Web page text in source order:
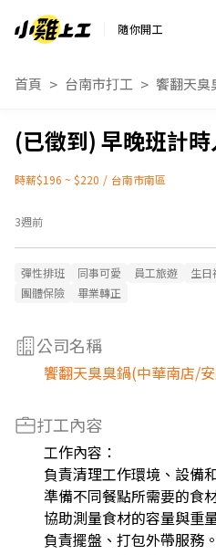
隨你開工
首頁 台南市打工 饗翻天臭
早晚班計
時薪$196 ~ $220 / 台南市南區
3週前
彈性排班 同事可愛 員工旅遊 生日
團體保險
畢業轉正
公司名稱
饗翻天臭臭鍋(中華南店/
打工內容
工作內容：
負責清理工作環境、設備
準備不同餐點所需要的食
協助測量食材的容量與重
負責擺盤、打包外帶服務。